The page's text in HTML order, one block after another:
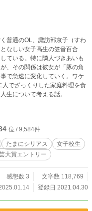
普通のOL、諏訪部京子（すわ
なしい女子高生の笠音百合
ている。特に隣人づきあいも
、その関係は彼女が「豚の角
で急速に変化していく。ワケ
でざっくりした家庭料理を食
生について考える話。
位 / 9,584件
たまにシリアス
女子校生
大賞エントリー
感想数 3
文字数 118,769
登録日 2021.04.30